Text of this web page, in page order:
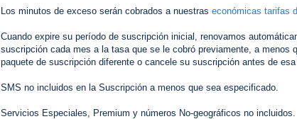
Los minutos de exceso serán cobrados a nuestras económicas tarifas
Cuando expire su período de suscripción inicial, renovamos
suscripción cada mes a la tasa que se le cobró previamente, a menos
paquete de suscripción diferente o cancele su suscripción antes de
SMS no incluidos en la Suscripción a menos que sea especificado.
Servicios Especiales, Premium y números No-geográficos no incluidos.